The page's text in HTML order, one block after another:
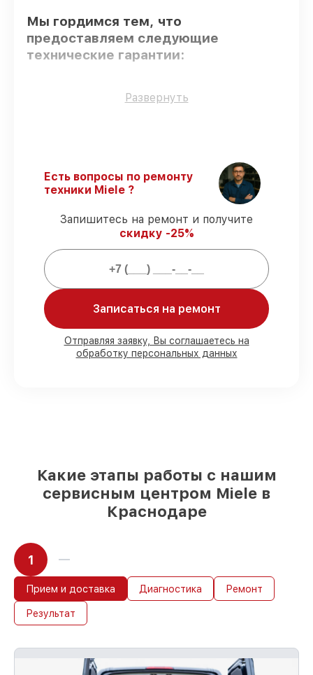
Мы гордимся тем, что
предоставляем следующие
технические гарантии:
Использование оригинальных
Соблюдение сроков починки–
гарантируем завершение работ без
Сервис с гарантией– все работы по
восстановлению проводятся с
официальной гарантией.
Мы гарантируем:
80%работ под контролем клиента
90%комплектующих для духовых
шкафов на складе или быстро
Развернуть
Есть вопросы по ремонту
техники Miele ?
Запишитесь на ремонт и получите
скидку -25%
Записаться на ремонт
Отправляя заявку, Вы соглашаетесь на
обработку персональных данных
Какие этапы работы с нашим
сервисным центром Miele в
Краснодаре
1
Прием и доставка Диагностика Ремонт
Результат